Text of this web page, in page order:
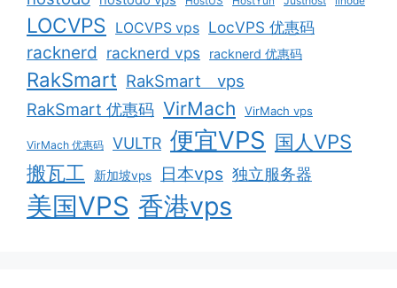
LOCVPS LOCVPS vps LocVPS 优惠码
racknerd racknerd vps racknerd 优惠码
RakSmart RakSmart vps
RakSmart 优惠码 VirMach VirMach vps
VirMach 优惠码 VULTR 便宜VPS 国人VPS
搬瓦工
新加坡vps 日本vps 独立服务器
美国VPS 香港vps